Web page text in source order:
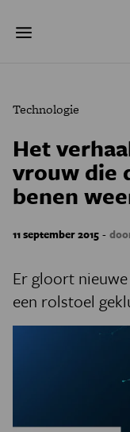
naar
PSYCHE & BREIN
PODCAST
JONGE
Technologie
Het
vrouw die
benen
11 september 2015 -
Er gloort
een rolstoel